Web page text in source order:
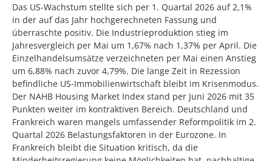
Das US-Wachstum stellte sich per 1. Quartal 2026 auf 2,1%
in der auf das Jahr hochgerechneten Fassung und
überraschte positiv. Die Industrieproduktion stieg im
Jahresvergleich per Mai um 1,67% nach 1,37% per April. Die
Einzelhandelsumsätze verzeichneten per Mai einen Anstieg
um 6,88% nach zuvor 4,79%. Die lange Zeit in Rezession
befindliche US-Immobilienwirtschaft bleibt im Krisenmodus.
Der NAHB Housing Market Index stand per Juni 2026 mit 35
Punkten weiter im kontraktiven Bereich. Deutschland und
Frankreich waren mangels umfassender Reformpolitik im 2.
Quartal 2026 Belastungsfaktoren in der Eurozone. In
Frankreich bleibt die Situation kritisch, da die